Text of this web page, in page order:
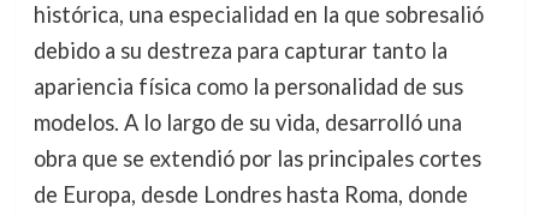
histórica, una especialidad en la que sobresalió
debido a su destreza para capturar tanto la
apariencia física como la personalidad de sus
modelos. A lo largo de su vida, desarrolló una
obra que se extendió por las principales cortes
de Europa, desde Londres hasta Roma, donde